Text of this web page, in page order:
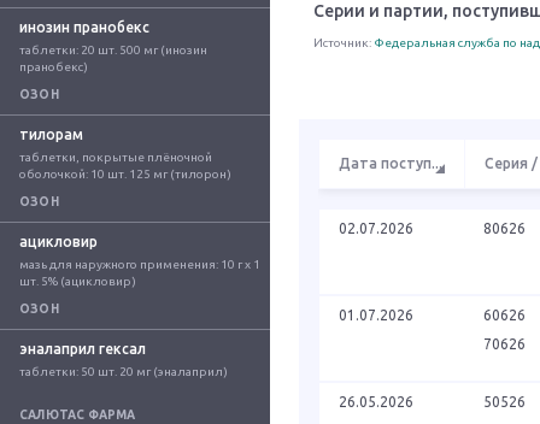
инозин пранобекс
таблетки: 20 шт. 500 мг (инозин
пранобекс)
ОЗОН
тилорам
таблетки, покрытые плёночной
оболочкой: 10 шт. 125 мг (тилорон)
ОЗОН
ацикловир
мазь для наружного применения: 10 г x 1
шт. 5% (ацикловир)
ОЗОН
эналаприл гексал
таблетки: 50 шт. 20 мг (эналаприл)
САЛЮТАС ФАРМА
Серии и партии,
Источник: Федеральная служба по
Дата поступ... Серия /
02.07.2026 80626
01.07.2026
60626
70626
26.05.2026 50526